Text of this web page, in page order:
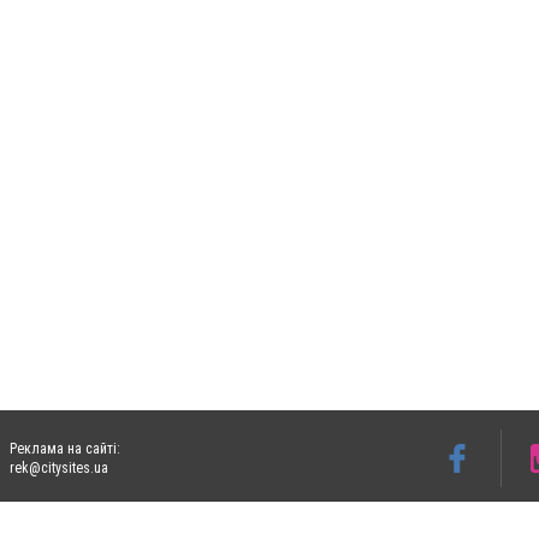
Реклама на сайті:
rek@citysites.ua